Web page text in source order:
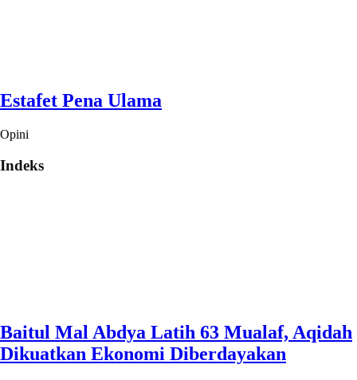
Estafet Pena Ulama
Opini
Indeks
Baitul Mal Abdya Latih 63 Mualaf, Aqidah
Dikuatkan Ekonomi Diberdayakan